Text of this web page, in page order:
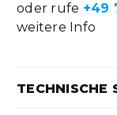
oder rufe +49
weitere Info
TECHNISCHE